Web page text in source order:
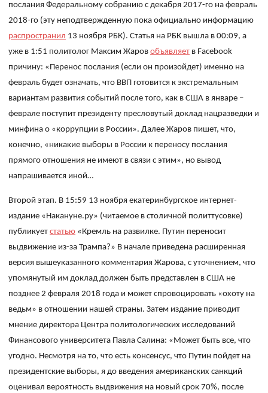
послания Федеральному собранию с декабря 2017-го на февраль
2018-го (эту неподтвержденную пока официально информацию
распространил 13 ноября РБК). Статья на РБК вышла в 00:09, а
уже в 1:51 политолог Максим Жаровобъявляет в Facebook
причину: «Перенос послания (если он произойдет) именно на
февраль будет означать,что ВВП готовится к экстремальным
вариантам развития событий после того, как в США в январе –
феврале поступит президенту пресловутый доклад нацразведки и
минфина о «коррупции в России». Далее Жаров пишет, что,
конечно, «никакие выборы в России к переносу послания
прямого отношения не имеют в связи с этим», но вывод
напрашивается иной…
Второй этап. В 15:59 13 ноября екатеринбургское интернет-
издание «Накануне.ру» (читаемое в столичной политтусовке)
публикует статью «Кремль на развилке. Путин переносит
выдвижение из-за Трампа?» В начале приведена расширенная
версия вышеуказанного комментария Жарова, с уточнением, что
упомянутый им доклад должен быть представлен в США не
позднее 2 февраля 2018 года и может спровоцировать «охоту на
ведьм» в отношении нашей страны. Затем издание приводит
мнениедиректора Центра политологических исследований
Финансового университета Павла Салина: «Может быть все, что
угодно. Несмотря на то, что есть консенсус, что Путин пойдет на
президентские выборы, я до введения американских санкций
оценивал вероятность выдвижения на новый срок 70%, после